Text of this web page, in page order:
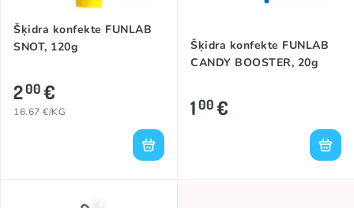
Šķidra konfekte FUNLAB
SNOT, 120g
200€
16.67 €/KG
Šķidra konfekte FUNLAB
CANDY BOOSTER, 20g
100€